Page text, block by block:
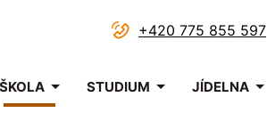
+420 775 855 597
Menu
ŠKOLA STUDIUM JÍDELNA